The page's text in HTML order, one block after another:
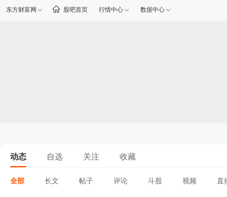
东方财富网 股吧首页 行情中心 数据中心
动态 自选 关注 收藏
全部 长文 帖子 评论 斗股 视频 直